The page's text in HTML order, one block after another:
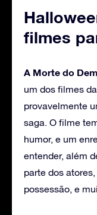
filmes
A Morte do
um dos filmes
provavelmente
saga. O filme
humor, e um
entender, além
parte dos
possessão, e